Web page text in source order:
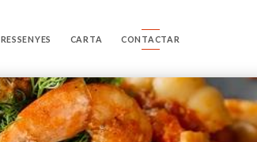
RESSENYES CARTA CONTACTAR